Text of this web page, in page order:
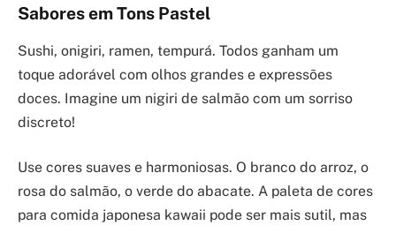
Sabores em Tons Pastel
Sushi, onigiri, ramen, tempurá. Todos ganham um
toque adorável com olhos grandes e expressões
doces. Imagine um nigiri de salmão com um sorriso
discreto!
Use cores suaves e harmoniosas. O branco do arroz, o
rosa do salmão, o verde do abacate. A paleta de cores
para comida japonesa kawaii pode ser mais sutil, mas